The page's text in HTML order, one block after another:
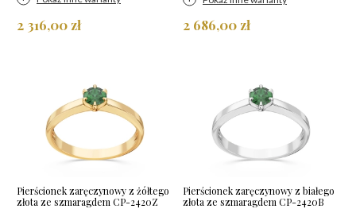
2 316,00 zł 2 686,00 zł
Pierścionek zaręczynowy z żółtego
złota ze szmaragdem CP-2420Z
Pierścionek zaręczynowy z białego
złota ze szmaragdem CP-2420B